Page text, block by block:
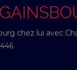
chez lui avec